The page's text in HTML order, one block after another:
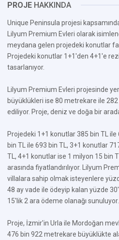
PROJE HAKKINDA
Unique Peninsula projesi
Lilyum Premium Evleri olarak
meydana gelen projedeki konutlar
Projedeki konutlar 1+1'den 4+1'e
tasarlanıyor.
Lilyum Premium Evleri projesinde
büyüklükleri ise 80 metrekare ile
ediliyor. Proje, deniz ve doğa bir
Projedeki 1+1 konutlar 385 bin TL
bin TL ile 693 bin TL, 3+1 konutlar
TL, 4+1 konutlar ise 1 milyon 15 bin
arasında fiyatlandırılıyor. Lilyum
villalara sahip olmak isteyenlere
48 ay vade ile ödeyip kalan yüzde
15'lik 2 ara ödeme olanağı sunuluyor.
Proje, İzmir'in Urla ile Mordoğan
476 bin 922 metrekare büyüklükte